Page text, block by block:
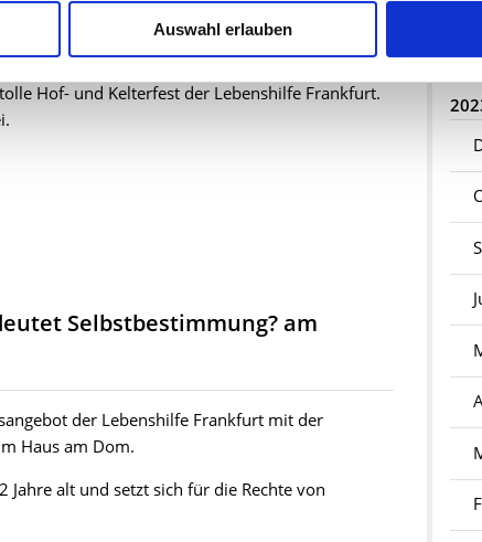
Auswahl erlauben
Hof- und Kelterfest der Lebenshilfe Frankfurt.
Selbstbestimmung? am
der Lebenshilfe Frankfurt mit der
Haus am Dom.
Jahre alt und setzt sich für die Rechte von